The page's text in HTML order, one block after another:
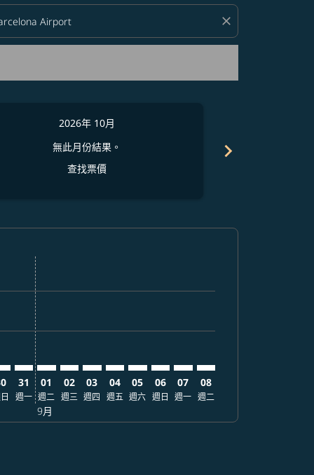
close
2026年 10月
無此月份結果。
查找票價
chevron_right
查找票價查找票價查找票價
disclaimer. 查找票價
offers-disclaimer. 查找票價
view-offers-disclaimer. 查找票價
cmp-view-offers-disclaimer. 查找票價
cmp-view-offers-disclaimer. 查找票價
cmp-view-offers-disclaimer. 查找票價
CTS–BCN: cmp-view-offers-disclaimer. 查找票價
31
週一
01
週二
9月
02
週三
03
週四
04
週五
05
週六
06
週日
07
週一
08
週二